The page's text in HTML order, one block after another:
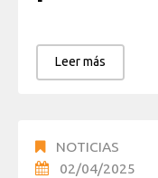
Leer más
NOTICIAS
02/04/2025